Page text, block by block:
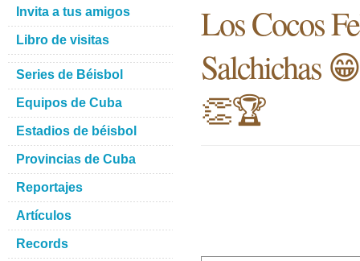
Los Cocos
Salchichas
👏🏆
Invita a tus amigos
Libro de visitas
Series de Béisbol
Equipos de Cuba
Estadios de béisbol
Provincias de Cuba
Reportajes
Artículos
Records